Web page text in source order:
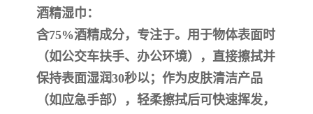
‌酒精湿巾‌：
含75%酒精成分，专注于。用于物体表面时
（如公交车扶手、办公环境），直接擦拭并
保持表面湿润30秒以；作为皮肤清洁产品
（如应急手部），轻柔擦拭后可快速挥发，